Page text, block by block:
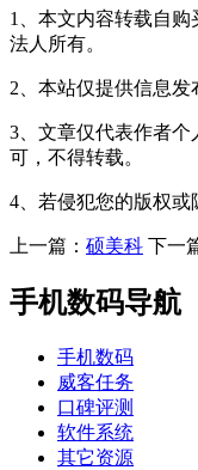
1、本文内容转载自
法人所有。
2、本站仅提供信息发
3、文章仅代表作者
可，不得转载。
4、若侵犯您的版权或
上一篇： 硕美科 下一
手机数码导航
手机数码
威客任务
口碑评测
软件系统
其它资源